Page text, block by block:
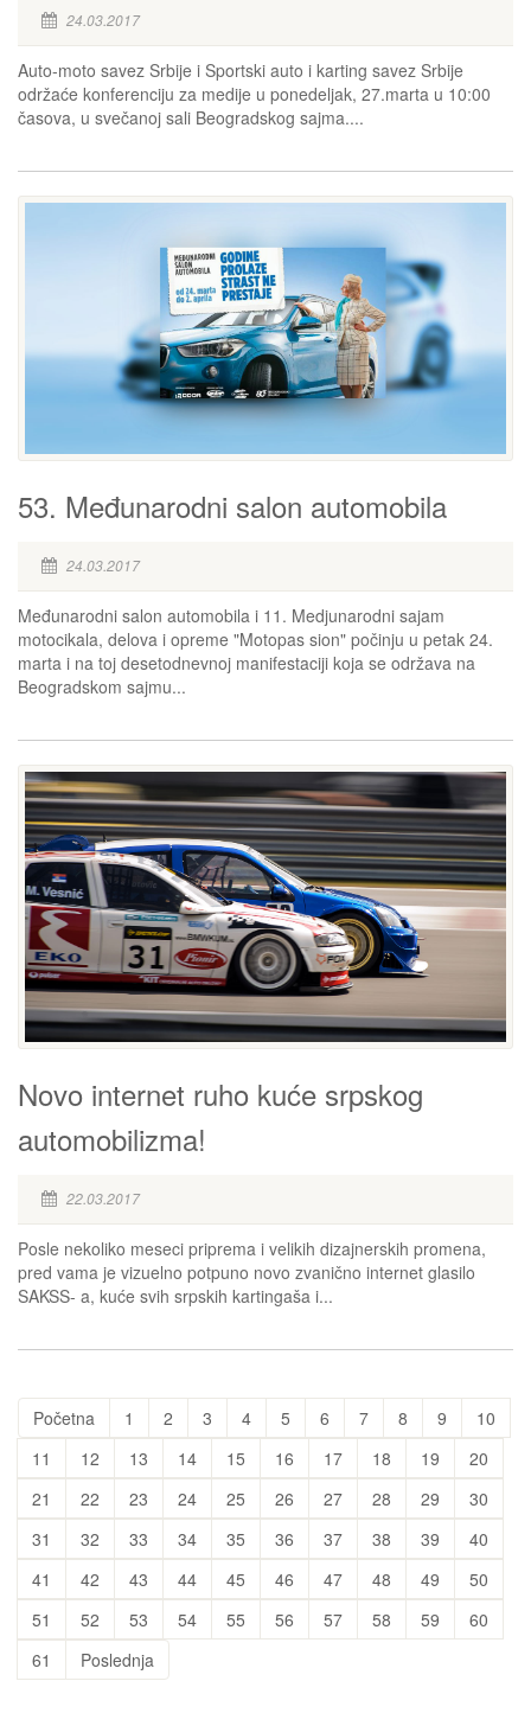
24.03.2017
Auto-moto savez Srbije i Sportski auto i karting savez Srbije
održaće konferenciju za medije u ponedeljak, 27.marta u 10:00
časova, u svečanoj sali Beogradskog sajma....
53. Međunarodni salon automobila
24.03.2017
Međunarodni salon automobila i 11. Medjunarodni sajam
motocikala, delova i opreme "Motopas sion" počinju u petak 24.
marta i na toj desetodnevnoj manifestaciji koja se održava na
Beogradskom sajmu...
Novo internet ruho kuće srpskog
automobilizma!
22.03.2017
Posle nekoliko meseci priprema i velikih dizajnerskih promena,
pred vama je vizuelno potpuno novo zvanično internet glasilo
SAKSS- a, kuće svih srpskih kartingaša i...
Početna 1 2 3 4 5 6 7 8 9
10
11
12 13 14 15 16 17 18 19
20
21
22 23 24 25 26 27 28 29
30
31
32 33 34 35 36 37 38 39
40
41
42 43 44 45 46 47 48 49
50
51
52 53 54 55 56 57 58 59
60
61
Poslednja